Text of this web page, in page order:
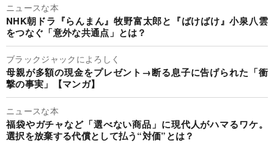
ニュースな本
NHK朝ドラ『らんまん』牧野富太郎と『ばけばけ』小泉八雲
をつなぐ「意外な共通点」とは？
ブラックジャックによろしく
母親が多額の現金をプレゼント→断る息子に告げられた「衝
撃の事実」【マンガ】
ニュースな本
福袋やガチャなど「選べない商品」に現代人がハマるワケ。
選択を放棄する代償として払う“対価”とは？